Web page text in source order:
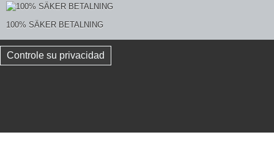
100% SÄKER BETALNING
Controle su privacidad